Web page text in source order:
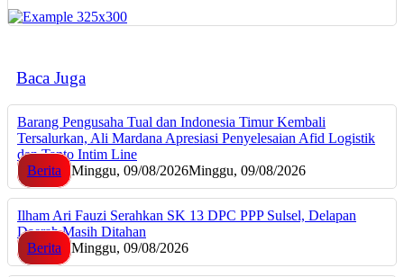
Baca Juga
Barang Pengusaha Tual dan Indonesia Timur Kembali
Tersalurkan, Ali Mardana Apresiasi Penyelesaian Afid Logistik
dan Tanto Intim Line
Berita
Minggu, 09/08/2026Minggu, 09/08/2026
Ilham Ari Fauzi Serahkan SK 13 DPC PPP Sulsel, Delapan
Daerah Masih Ditahan
Berita
Minggu, 09/08/2026